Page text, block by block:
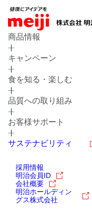
商品情報
キャンペーン
食を知る・楽しむ
品質への取り組み
お客様サポート
サステナビリティ
採用情報
明治会員ID
会社概要
明治ホールディン
グス株式会社